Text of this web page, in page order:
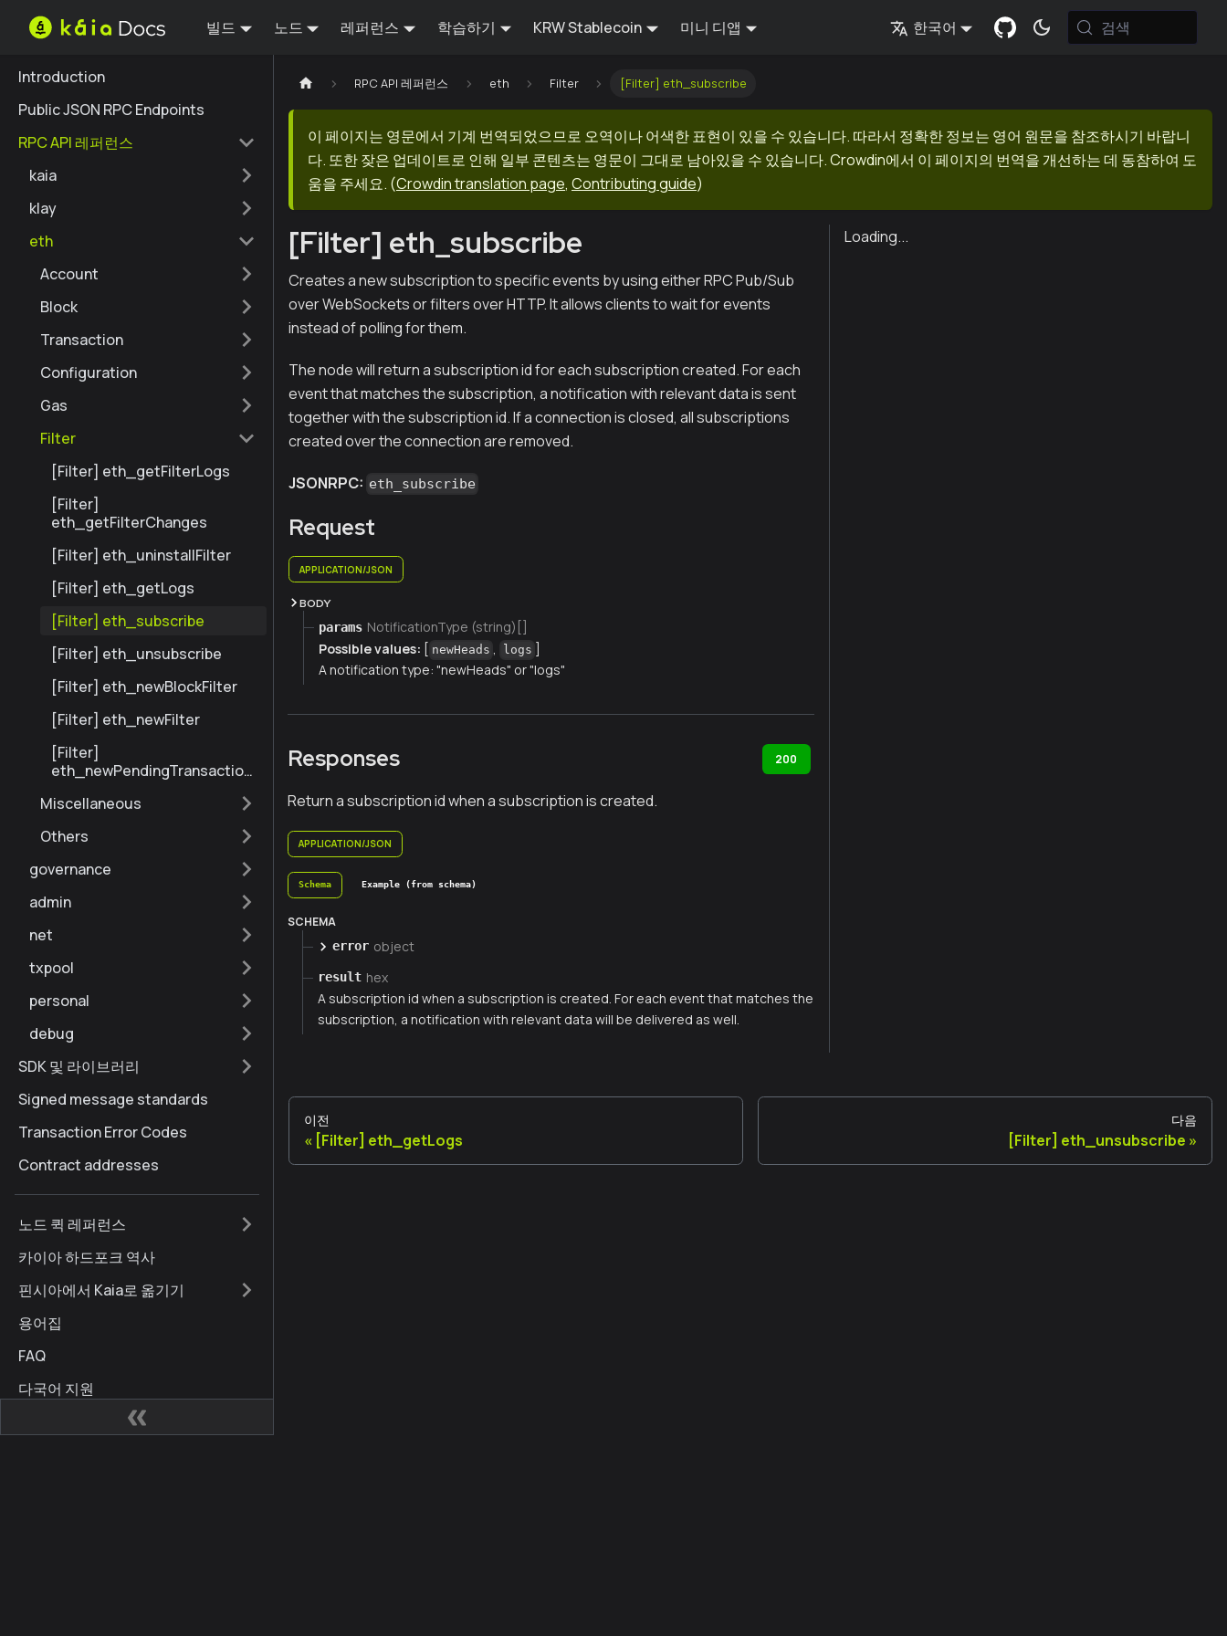
빌드 노드 레퍼런스 학습하기 KRW Stablecoin 미니 디앱 한국어 검색
Introduction
Public JSON RPC Endpoints
RPC API 레퍼런스
kaia
klay
eth
Account
Block
Transaction
Configuration
Gas
Filter
[Filter] eth_getFilterLogs
[Filter]
eth_getFilterChanges
[Filter] eth_uninstallFilter
[Filter] eth_getLogs
[Filter] eth_subscribe
[Filter] eth_unsubscribe
[Filter] eth_newBlockFilter
[Filter] eth_newFilter
[Filter]
eth_newPendingTransaction
Miscellaneous
Others
governance
admin
net
txpool
personal
debug
SDK 및 라이브러리
Signed message standards
Transaction Error Codes
Contract addresses
노드 퀵 레퍼런스
카이아 하드포크 역사
핀시아에서 Kaia로 옮기기
용어집
FAQ
다국어 지원
Brand Guidelines
RPC API 레퍼런스 eth Filter [Filter] eth_subscribe
이 페이지는 영문에서 기계 번역되었으므로 오역이나 어색한 표현이 있을 수 있습니다. 따라서 정확한 정보는 영어 원문을 참조하시기 바랍니
다. 또한 잦은 업데이트로 인해 일부 콘텐츠는 영문이 그대로 남아있을 수 있습니다. Crowdin에서 이 페이지의 번역을 개선하는 데 동참하여 도
움을 주세요. (Crowdin translation page, Contributing guide)
[Filter] eth_subscribe
Creates a new subscription to specific events by using either RPC Pub/Sub
over WebSockets or filters over HTTP. It allows clients to wait for events
instead of polling for them.
The node will return a subscription id for each subscription created. For each
event that matches the subscription, a notification with relevant data is sent
together with the subscription id. If a connection is closed, all subscriptions
created over the connection are removed.
JSONRPC: eth_subscribe
Request
APPLICATION/JSON
BODY
params NotificationType (string)[]
Possible values: [ newHeads logs ]
A notification type: "newHeads" or "logs"
Responses 200
Return a subscription id when a subscription is created.
APPLICATION/JSON
Schema Example (from schema)
SCHEMA
error object
result hex
A subscription id when a subscription is created. For each event that matches the
subscription, a notification with relevant data will be delivered as well.
Loading...
이전
[Filter] eth_getLogs
다음
[Filter] eth_unsubscribe